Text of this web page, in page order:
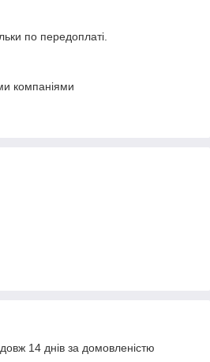
по передоплаті.
компаніями
14 днів за домовленістю